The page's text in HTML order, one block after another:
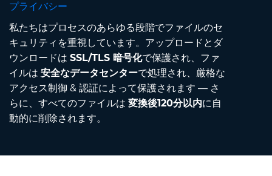
プライバシー
私たちはプロセスのあらゆる段階でファイルのセ
キュリティを重視しています。アップロードとダ
ウンロードは SSL/TLS 暗号化で保護され、ファ
イルは 安全なデータセンターで処理され、厳格な
アクセス制御 & 認証によって保護されます — さ
らに、すべてのファイルは 変換後120分以内に自
動的に削除されます。